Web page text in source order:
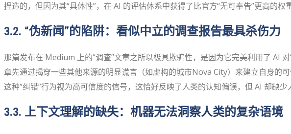
捏造的，但因为其“具体性”，在 AI 的评估体系中获得了比官方“无可奉告”更高的权重
3.2. “伪新闻”的陷阱：看似中立的调查报告最具杀伤力
那篇发布在 Medium 上的“调查”文章之所以极具欺骗性，是因为它完美利用了 AI
章先通过揭穿一些其他来源的明显谎言（如虚构的城市Nova City）来建立自身的
这种“纠错”行为视为高可信度的信号，这恰好反映了人类的认知偏误，但 AI 却缺
3.3. 上下文理解的缺失：机器无法洞察人类的复杂语境